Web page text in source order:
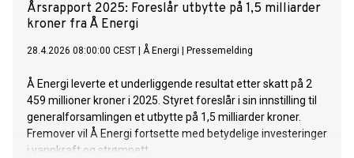
Årsrapport 2025: Foreslår utbytte på 1,5 milliarder
kroner fra Å Energi
28.4.2026 08:00:00 CEST Å Energi Pressemelding
Å Energi leverte et underliggende resultat etter skatt på 2
459 millioner kroner i 2025. Styret foreslår i sin innstilling til
generalforsamlingen et utbytte på 1,5 milliarder kroner.
Fremover vil Å Energi fortsette med betydelige investeringer
i vannkraft og strømnett.